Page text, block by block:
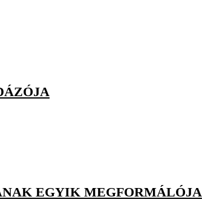
EGYIK MEGFORMÁLÓJA